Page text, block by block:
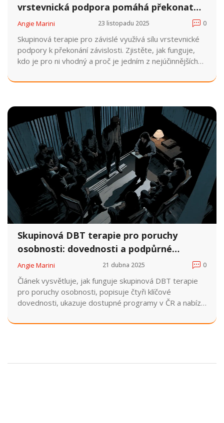
vrstevnická podpora pomáhá překonat
závislost
Angie Marini 23 listopadu 2025 0
Skupinová terapie pro závislé využívá sílu vrstevnické
podpory k překonání závislosti. Zjistěte, jak funguje,
kdo je pro ni vhodný a proč je jedním z nejúčinnějších
Skupinová DBT terapie pro poruchy
osobnosti: dovednosti a podpůrné
skupiny
Angie Marini 21 dubna 2025 0
Článek vysvětluje, jak funguje skupinová DBT terapie
pro poruchy osobnosti, popisuje čtyři klíčové
dovednosti, ukazuje dostupné programy v ČR a nabízí